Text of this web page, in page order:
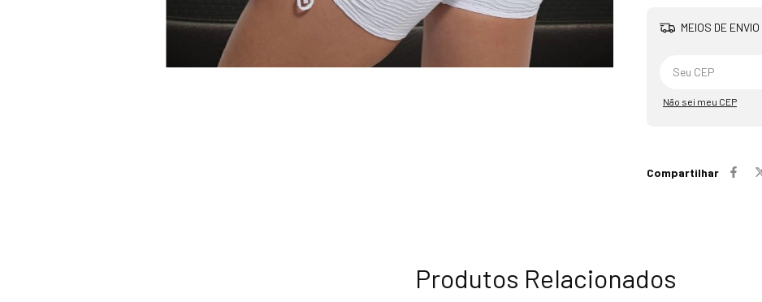
MEIOS DE ENVIO
Não sei meu CEP
Compartilhar
Produtos Relacionados